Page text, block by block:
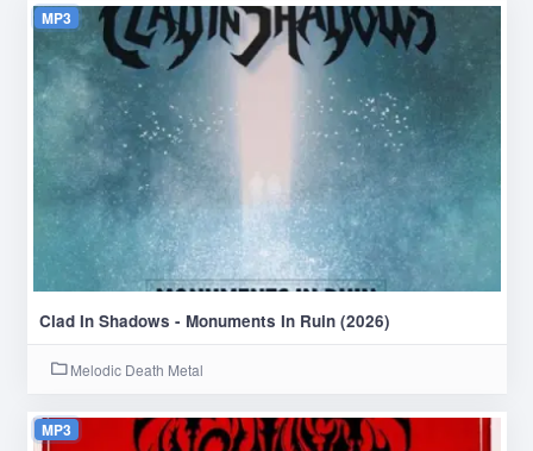
MP3
Clad In Shadows - Monuments In Ruin (2026)
Melodic Death Metal
MP3